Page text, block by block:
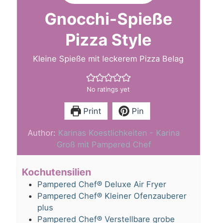
Gnocchi-Spieße
Pizza Style
Kleine Spieße mit leckerem Pizza Belag
No ratings yet
Print Pin
Author: Karinas Koestlichkeiten - Karina
Groß mit Pampered Chef
Kochutensilien
Pampered Chef® Deluxe Air Fryer
Pampered Chef® Kleiner Ofenzauberer
plus
Pampered Chef® Verstellbare grobe